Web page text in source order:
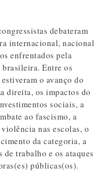
debateram
internacional, nacional
enfrentados pela
Entre os
o avanço do
direita, os impactos do
sociais, a
ao fascismo, a
nas escolas, o
da categoria, a
trabalho e os ataques
públicas(os).